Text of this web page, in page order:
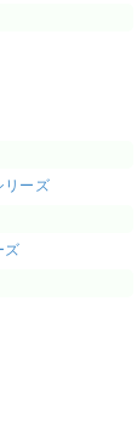
リーズ
ズ